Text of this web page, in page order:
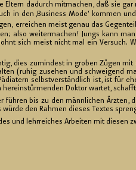
El­tern da­durch mit­ma­chen, daß sie
in den ‚Busi­ness Mode‘ kom­men
er­rei­chen meist genau das
also wei­ter­ma­chen! Jungs kann
sich meist nicht mal ein Ver­such.
dies zu­min­dest in gro­ben Zügen
(ruhig zu­se­hen und schwei­gend
selbst­ver­ständ­lich ist, ist für
Dok­tor war­tet,
füh­ren bis zu den männ­li­chen
den Rah­men die­ses Tex­tes
und lehr­rei­ches Ar­bei­ten mit die­sen